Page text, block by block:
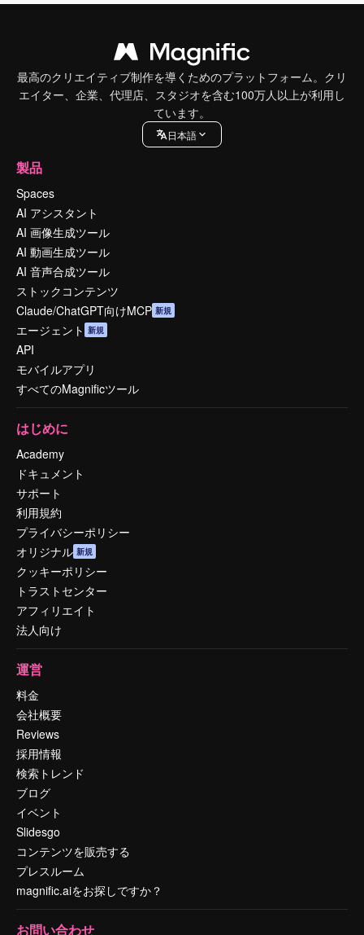
最高のクリエイティブ制作を導くためのプラットフォーム。クリ
エイター、企業、代理店、スタジオを含む100万人以上が利用し
ています。
日本語
製品
Spaces
AI アシスタント
AI 画像生成ツール
AI 動画生成ツール
AI 音声合成ツール
ストックコンテンツ
Claude/ChatGPT向けMCP 新規
エージェント 新規
API
モバイルアプリ
すべてのMagnificツール
はじめに
Academy
ドキュメント
サポート
利用規約
プライバシーポリシー
オリジナル 新規
クッキーポリシー
トラストセンター
アフィリエイト
法人向け
運営
料金
会社概要
Reviews
採用情報
検索トレンド
ブログ
イベント
Slidesgo
コンテンツを販売する
プレスルーム
magnific.aiをお探しですか？
お問い合わせ